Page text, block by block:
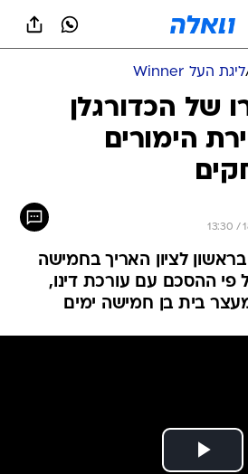
ליגת העל Winner
של הכדורגלן
הימורים
לציון האריך בחמישה
פי ההסכם עם עורכת דינו,
בית בן חמישה ימים